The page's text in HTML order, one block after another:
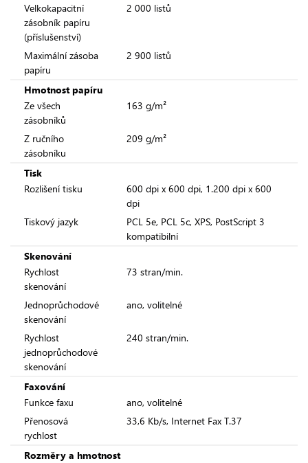
Velkokapacitní
zásobník papíru
(příslušenství)
2 000 listů
Maximální zásoba
papíru
2 900 listů
Hmotnost papíru
Ze všech
zásobníků
163 g/m²
Z ručního
zásobníku
209 g/m²
Tisk
Rozlišení tisku
600 dpi x 600 dpi, 1.200 dpi x 600
dpi
Tiskový jazyk
PCL 5e, PCL 5c, XPS, PostScript 3
kompatibilní
Skenování
Rychlost
skenování
73 stran/min.
Jednoprůchodové
skenování
ano, volitelné
Rychlost
jednoprůchodové
skenování
240 stran/min.
Faxování
Funkce faxu
ano, volitelné
Přenosová
rychlost
33,6 Kb/s, Internet Fax T.37
Rozměry a hmotnost